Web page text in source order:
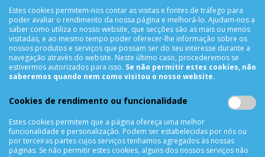
Segunda a Sexta das 10h00 às 19h00
Sábado das 9h00 às 13h00
INFORMAÇÕES
Termos & Condições
Política de Privacidade
Trocas & Devoluções
Métodos de Pagamento
Estes cookies permitem-nos contar as visitas e fontes de tráfego para
poder avaliar o rendimento da nossa página e melhorá-lo. Ajudam-nos a
saber como utiliza o nosso website, que secções são as mais ou menos
visitadas, e ao mesmo tempo poder oferecer-lhe informação sobre os
nossos produtos e serviços que possam ser do seu interesse durante a
navegação através do website. Neste último caso, procederemos se
estivermos autorizados para isso. Se não permitir estes cookies, não
saberemos quando nem como visitou o nosso website.
Cookies de rendimento ou funcionalidade
Estes cookies permitem que a página ofereça uma melhor
funcionalidade e personalização. Podem ser estabelecidas por nós ou
por terceiras partes cujos serviços tenhamos agregados às nossas
páginas. Se não permitir estes cookies, alguns dos nossos serviços não